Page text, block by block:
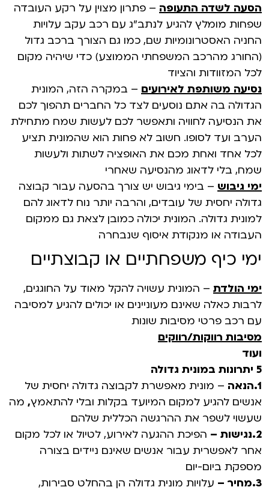
הסעה לשדה התעופה – פתרון מצוין על רקע העובדה
שפחות מומלץ להגיע לנתב"ג עם רכב עקב עלויות
החניה האסטרונומיות שם, כמו גם הצורך ברכב גדול
(החורג מהרכב המשפחתי הממוצע) כדי שיהיה מקום
לכל המזוודות והציוד
נסיעה משותפת לאירועים – במקרה הזה, המונית
הגדולה בה אתם נוסעים לצד כל החברים תהפוך לכם
את הנסיעה לחוויה ותאפשר לכם לעשות שמח מתחילת
הערב ועד לסופו. חשוב לא פחות הוא שהמונית תציע
לכל אחד ואחת מכם את האופציה לשתות ולעשות
שמח, בלי לדאוג מהנסיעה שאחרי
ימי גיבוש – בימי גיבוש יש צורך בהסעה עבור קבוצה
גדולה יחסית של עובדים, והרבה יותר נוח לדאוג להם
למונית גדולה. המונית יכולה כמובן לצאת גם ממקום
העבודה או מנקודת איסוף שנבחרה
ימי כיף משפחתיים או קבוצתיים
ימי הולדת – המונית עשויה להקל מאוד על החוגגים,
לרבות כאלה שאינם מעוניינים או יכולים להגיע למסיבה
עם רכב פרטי מסיבות שונות
מסיבות רווקות/רווקים
ועוד
5 יתרונות במונית גדולה
1.הנאה
– מונית מאפשרת לקבוצה גדולה יחסית של
אנשים להגיע למקום המיועד בקלות ובלי להתאמץ, מה
שעשוי לשפר את ההרגשה הכללית שלהם
2.נגישות –
הפיכת ההגעה לאירוע, לטיול או לכל מקום
אחר לאפשרית עבור אנשים שאינם ניידים בצורה
מספקת ביום-יום
3.מחיר –
עלויות מונית גדולה הן בהחלט סבירות,